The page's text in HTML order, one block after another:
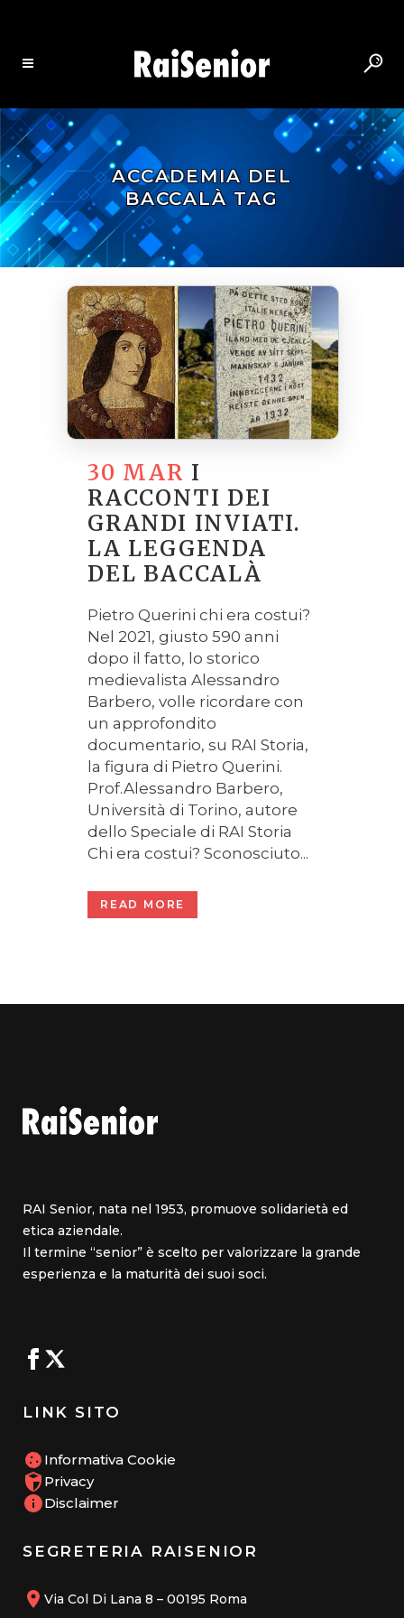
ACCADEMIA DEL
BACCALÀ TAG
30 MAR I
RACCONTI DEI
GRANDI INVIATI.
LA LEGGENDA
DEL BACCALÀ
Pietro Querini chi era costui?
Nel 2021, giusto 590 anni
dopo il fatto, lo storico
medievalista Alessandro
Barbero, volle ricordare con
un approfondito
documentario, su RAI Storia,
la figura di Pietro Querini.
Prof.Alessandro Barbero,
Università di Torino, autore
dello Speciale di RAI Storia
Chi era costui? Sconosciuto...
READ MORE
RAI Senior, nata nel 1953, promuove solidarietà ed
etica aziendale.
Il termine “senior” è scelto per valorizzare la grande
esperienza e la maturità dei suoi soci.
LINK SITO
Informativa Cookie
Privacy
Disclaimer
SEGRETERIA RAISENIOR
Via Col Di Lana 8 – 00195 Roma